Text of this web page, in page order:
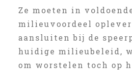
Ze moeten in
milieuvoordeel
aansluiten bij de
huidige milieubeleid,
om worstelen toch op